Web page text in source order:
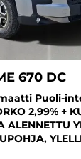
670 DC
Puoli-
2,99% +
ALENNETTU